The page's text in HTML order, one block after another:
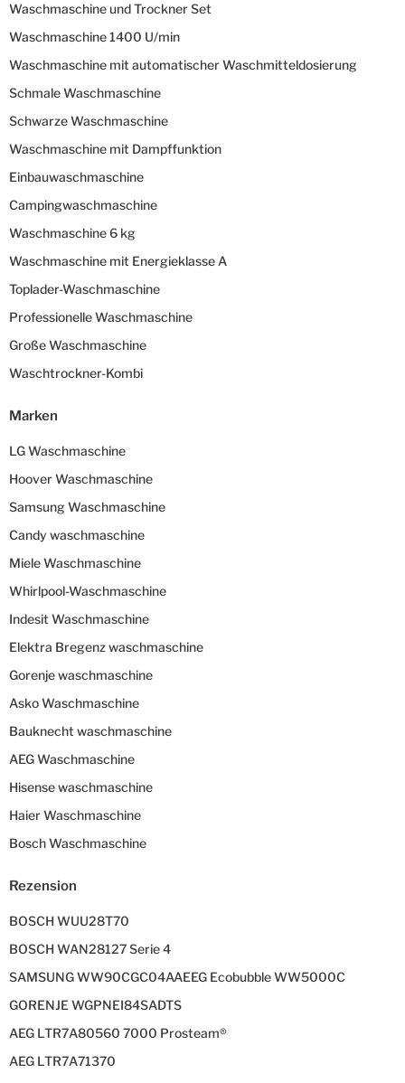
Waschmaschine und Trockner Set
Waschmaschine 1400 U/min
Waschmaschine mit automatischer Waschmitteldosierung
Schmale Waschmaschine
Schwarze Waschmaschine
Waschmaschine mit Dampffunktion
Einbauwaschmaschine
Campingwaschmaschine
Waschmaschine 6 kg
Waschmaschine mit Energieklasse A
Toplader-Waschmaschine
Professionelle Waschmaschine
Große Waschmaschine
Waschtrockner-Kombi
Marken
LG Waschmaschine
Hoover Waschmaschine
Samsung Waschmaschine
Candy waschmaschine
Miele Waschmaschine
Whirlpool-Waschmaschine
Indesit Waschmaschine
Elektra Bregenz waschmaschine
Gorenje waschmaschine
Asko Waschmaschine
Bauknecht waschmaschine
AEG Waschmaschine
Hisense waschmaschine
Haier Waschmaschine
Bosch Waschmaschine
Rezension
BOSCH WUU28T70
BOSCH WAN28127 Serie 4
SAMSUNG WW90CGC04AAEEG Ecobubble WW5000C
GORENJE WGPNEI84SADTS
AEG LTR7A80560 7000 Prosteam®
AEG LTR7A71370